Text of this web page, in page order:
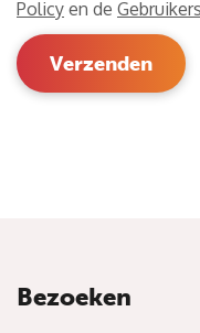
Policy en de
Bezoeken